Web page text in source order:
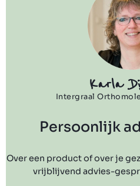
Karla
Intergraal
Persoonlijk
Over een product of over je
vrijblijvend advies-